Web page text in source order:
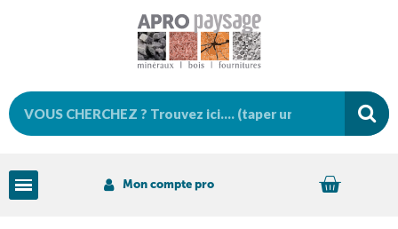
Mon compte pro